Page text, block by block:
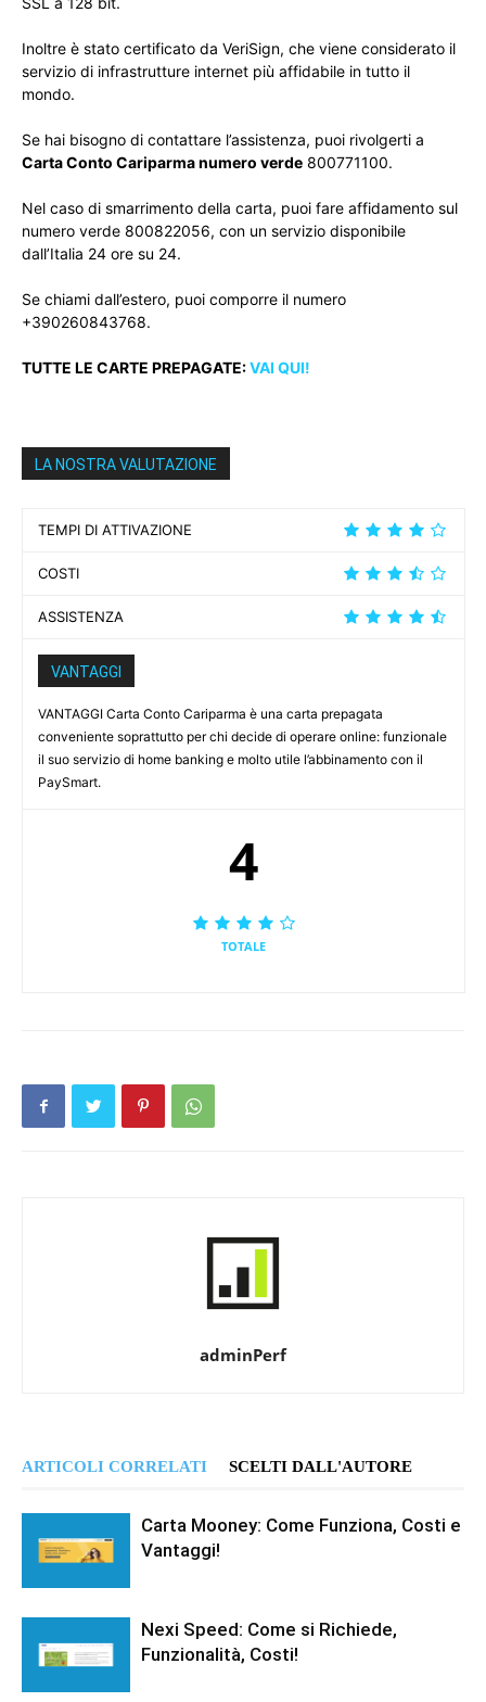
Inoltre è stato certificato da VeriSign, che viene considerato il
servizio di infrastrutture internet più affidabile in tutto il
mondo.
Se hai bisogno di contattare l’assistenza, puoi rivolgerti a
Carta Conto Cariparma numero verde 800771100.
Nel caso di smarrimento della carta, puoi fare affidamento sul
numero verde 800822056, con un servizio disponibile
dall’Italia 24 ore su 24.
Se chiami dall’estero, puoi comporre il numero
+390260843768.
TUTTE LE CARTE PREPAGATE:VAI QUI!
LA NOSTRA VALUTAZIONE
TEMPI DI ATTIVAZIONE
COSTI
ASSISTENZA
VANTAGGI
VANTAGGI Carta Conto Cariparma è una carta prepagata
conveniente soprattutto per chi decide di operare online: funzionale
il suo servizio di home banking e molto utile l’abbinamento con il
PaySmart.
4
TOTALE
adminPerf
ARTICOLI CORRELATI SCELTI DALL'AUTORE
Carta Mooney: Come Funziona, Costi e
Vantaggi!
Nexi Speed: Come si Richiede,
Funzionalità, Costi!